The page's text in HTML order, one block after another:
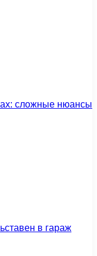
сложные нюансы
в гараж